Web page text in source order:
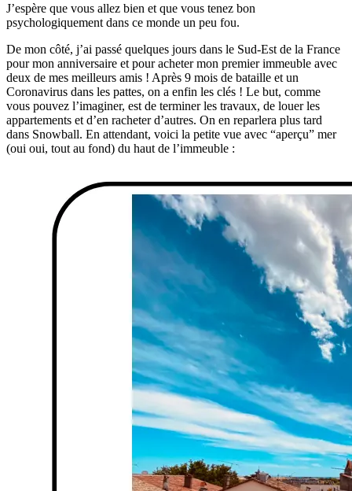
J’espère que vous allez bien et que vous tenez bon
psychologiquement dans ce monde un peu fou.
De mon côté, j’ai passé quelques jours dans le Sud-Est de la France
pour mon anniversaire et pour acheter mon premier immeuble avec
deux de mes meilleurs amis ! Après 9 mois de bataille et un
Coronavirus dans les pattes, on a enfin les clés ! Le but, comme
vous pouvez l’imaginer, est de terminer les travaux, de louer les
appartements et d’en racheter d’autres. On en reparlera plus tard
dans Snowball. En attendant, voici la petite vue avec “aperçu” mer
(oui oui, tout au fond) du haut de l’immeuble :